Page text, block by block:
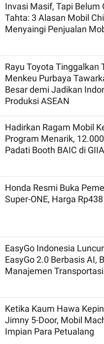
Invasi Masif, Tapi Belum
Tahta: 3 Alasan Mobil
Menyaingi Penjualan
Rayu Toyota Tinggalkan
Menkeu Purbaya
Besar demi Jadikan
Produksi ASEAN
Hadirkan Ragam Mobil
Program Menarik,
Padati Booth BAIC di
Honda Resmi Buka
Super-ONE, Harga
EasyGo Indonesia
EasyGo 2.0 Berbasis AI,
Manajemen Transportasi
Ketika Kaum Hawa
Jimny 5-Door, Mobil
Impian Para Petualang